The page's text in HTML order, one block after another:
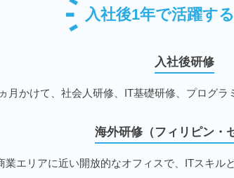
入社後1年で活躍す
入社後研修
月かけて、社会人研修、IT基礎研修、プログラ
海外研修（フィリピン・
業エリアに近い開放的なオフィスで、ITスキル